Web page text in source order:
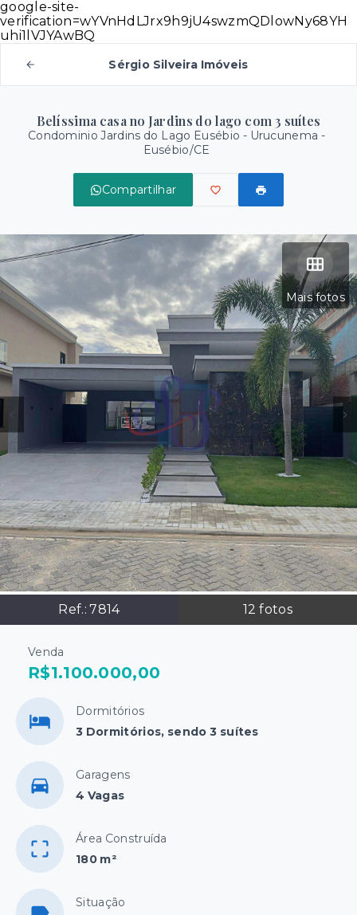
google-site-
verification=wYVnHdLJrx9h9jU4swzmQDlowNy68YH
uhi1lVJYAwBQ
Sérgio Silveira Imóveis
Belíssima casa no Jardins do lago com 3 suítes
Condominio Jardins do Lago Eusébio - Urucunema -
Eusébio/CE
Compartilhar
Mais fotos
Ref.:7814 12 fotos
Venda
R$1.100.000,00
Dormitórios
3 Dormitórios, sendo 3 suítes
Garagens
4 Vagas
Área Construída
180 m²
Situação